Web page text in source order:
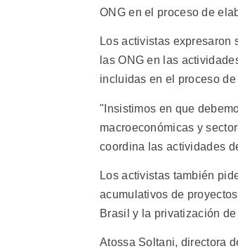
ONG en el proceso de
Los activistas
las ONG en las
incluidas en el proceso
"Insistimos en que
macroeconómicas y
coordina las actividades
Los activistas también
acumulativos de
Brasil y la privatización
Atossa Soltani, directora